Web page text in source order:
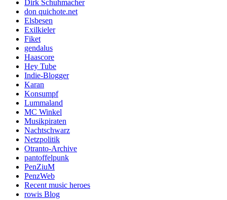
Dirk Schuhmacher
don quichote.net
Elsbesen
Exilkieler
Fiket
gendalus
Haascore
Hey Tube
Indie-Blogger
Karan
Konsumpf
Lummaland
MC Winkel
Musikpiraten
Nachtschwarz
Netzpolitik
Otranto-Archive
pantoffelpunk
PenZiuM
PenzWeb
Recent music heroes
rowis Blog